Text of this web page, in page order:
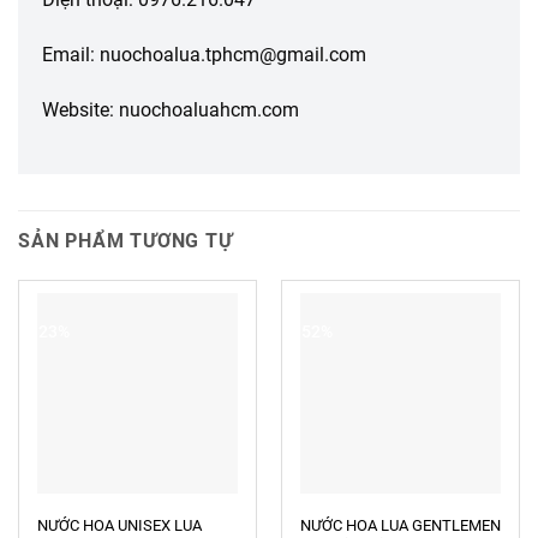
Email: nuochoalua.tphcm@gmail.com
Website: nuochoaluahcm.com
SẢN PHẨM TƯƠNG TỰ
NƯỚC HOA UNISEX LUA
NƯỚC HOA LUA GENTLEMEN